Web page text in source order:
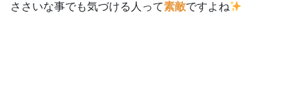
ささいな事でも気づける人って素敵ですよね